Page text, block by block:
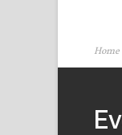
Home